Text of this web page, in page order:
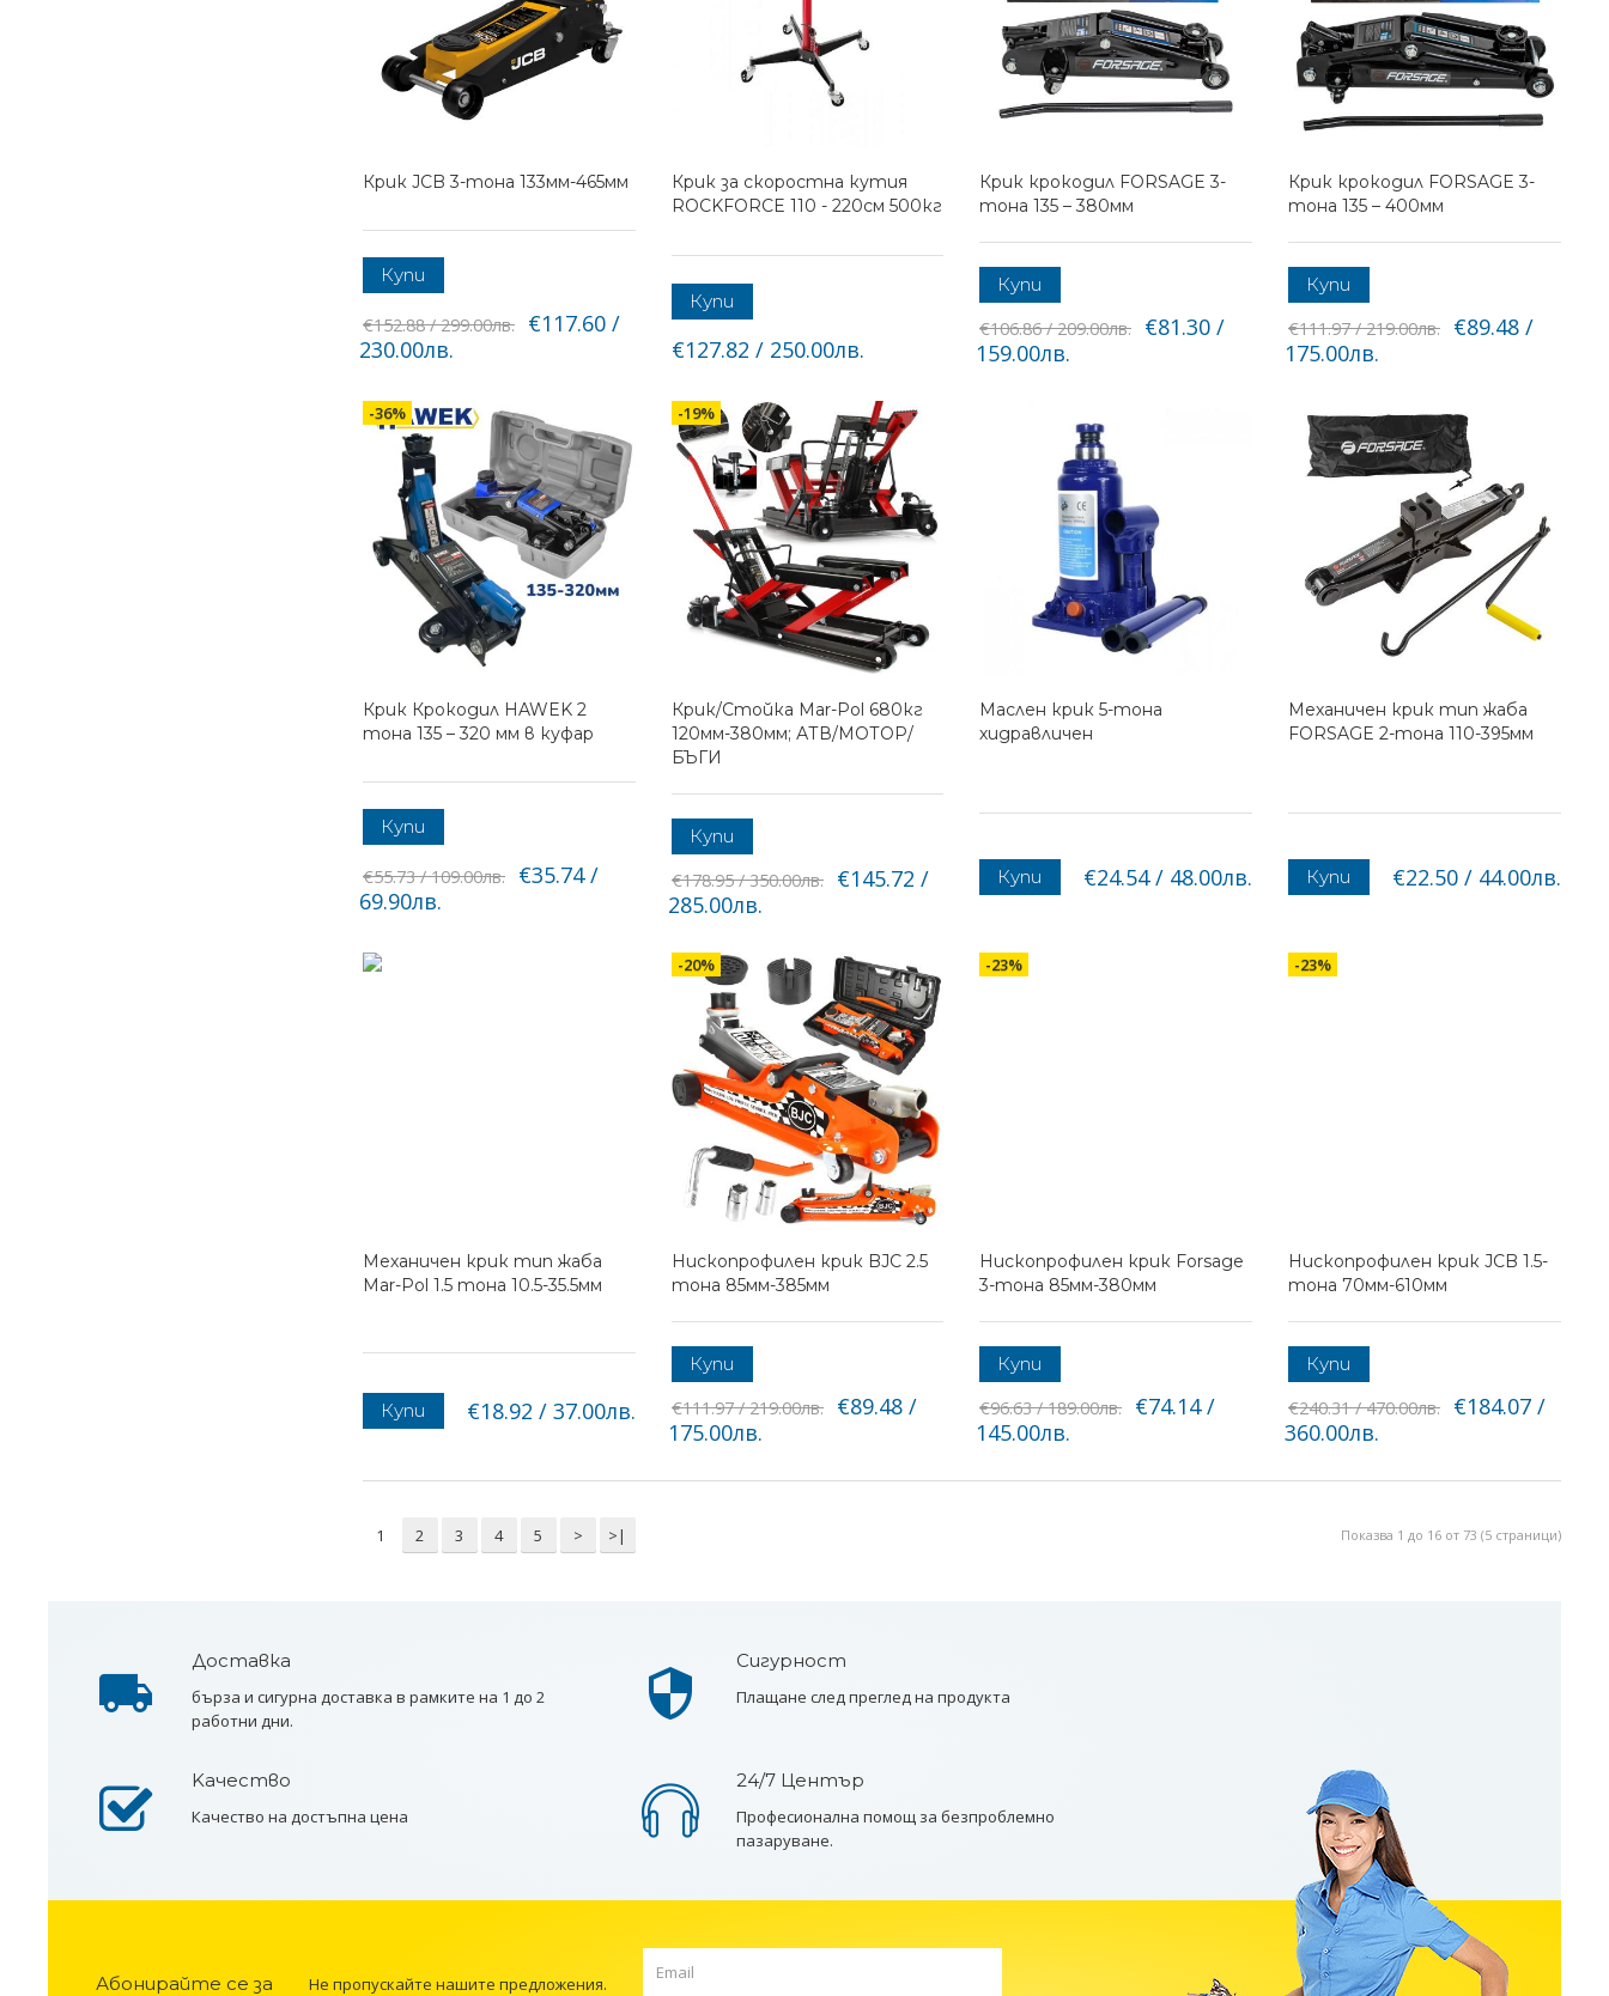
Крик JCB 3-тона 133мм-465мм
Купи
€152.88 / 299.00лв.
€117.60 /
230.00лв.
Крик за скоростна кутия
ROCKFORCE 110 - 220см 500кг
Купи
€127.82 / 250.00лв.
Крик крокодил FORSAGE 3-
тона 135 – 380мм
Купи
€106.86 / 209.00лв.
€81.30 /
159.00лв.
Крик крокодил FORSAGE 3-
тона 135 – 400мм
Купи
€111.97 / 219.00лв.
€89.48 /
175.00лв.
Крик Крокодил HAWEK 2
тона 135 – 320 мм в куфар
Купи
€55.73 / 109.00лв.
€35.74 /
69.90лв.
-36%
Крик/Стойка Mar-Pol 680кг
120мм-380мм; АТВ/МОТОР/
БЪГИ
Купи
€178.95 / 350.00лв.
€145.72 /
285.00лв.
-19%
Маслен крик 5-тона
хидравличен
Купи €24.54 / 48.00лв.
Механичен крик тип жаба
FORSAGE 2-тона 110-395мм
Купи €22.50 / 44.00лв.
Механичен крик тип жаба
Mar-Pol 1.5 тона 10.5-35.5мм
Купи €18.92 / 37.00лв.
Нископрофилен крик BJC 2.5
тона 85мм-385мм
Купи
€111.97 / 219.00лв.
€89.48 /
175.00лв.
-20%
Нископрофилен крик Forsage
3-тона 85мм-380мм
Купи
€96.63 / 189.00лв.
€74.14 /
145.00лв.
-23%
Нископрофилен крик JCB 1.5-
тона 70мм-610мм
Купи
€240.31 / 470.00лв.
€184.07 /
360.00лв.
-23%
1 2 3 4 5 > >| Показва 1 до 16 от 73 (5 страници)
Доставка
бърза и сигурна доставка в рамките на 1 до 2
работни дни.
Сигурност
Плащане след преглед на продукта
Kачество
Качество на достъпна цена
24/7 Център
Професионална помощ за безпроблемно
пазаруване.
Абонирайте се за
Не пропускайте нашите предложения.